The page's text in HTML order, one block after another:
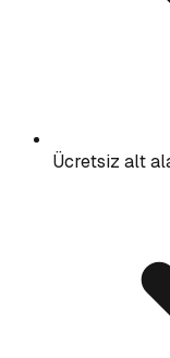
Ücretsiz alt